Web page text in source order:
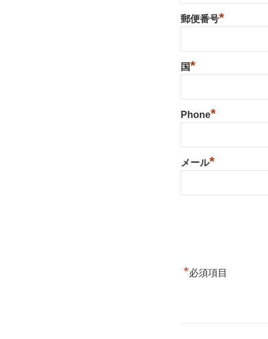
郵便番号*
国*
Phone*
メール*
*必須項目